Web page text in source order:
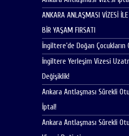
ANKARA ANLAŞMASI VİZESİ İLE
BİR YAŞAM FIRSATI
İngiltere’de Doğan
İngiltere Yerleşim Vizesi
Değişiklik!
Ankara Antlaşması Sürekli
İptal!
Ankara Antlaşması Sürekli